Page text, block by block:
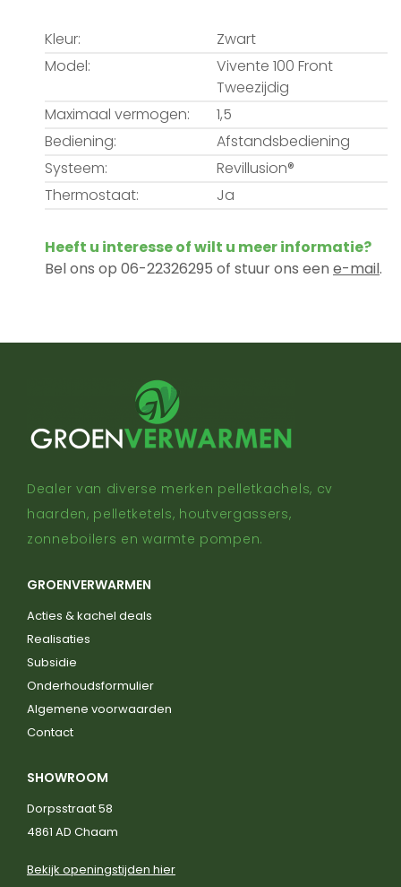
Kleur:
Zwart
Model:
Vivente 100 Front
Tweezijdig
Maximaal vermogen:
1,5
Bediening:
Afstandsbediening
Systeem:
Revillusion®
Thermostaat:
Ja
Heeft u interesse of wilt u meer informatie?
Bel ons op 06-22326295 of stuur ons een e-mail.
Dealer van diverse merken pelletkachels, cv
haarden, pelletketels, houtvergassers,
zonneboilers en warmte pompen.
GROENVERWARMEN
Acties & kachel deals
Realisaties
Subsidie
Onderhoudsformulier
Algemene voorwaarden
Contact
SHOWROOM
Dorpsstraat 58
4861 AD Chaam
Bekijk openingstijden hier